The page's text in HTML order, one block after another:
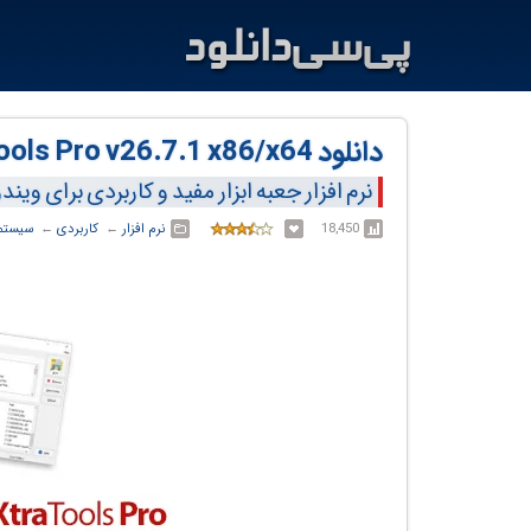
دانلود XtraTools Pro v26.7.1 x86/x64
نرم افزار جعبه ابزار مفید و کاربردی برای
18,450 نرم افزار ← ‏ کاربردی ← ‏